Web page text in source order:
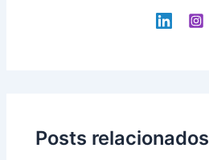
Posts relacionados